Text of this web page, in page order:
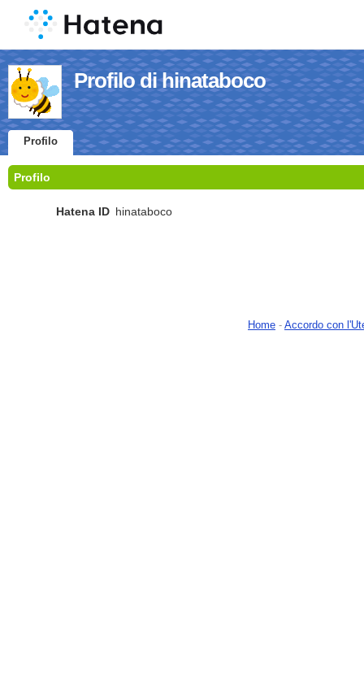
Profilo di hinataboco
Profilo
Profilo
Hatena ID hinataboco
Home - Accordo con